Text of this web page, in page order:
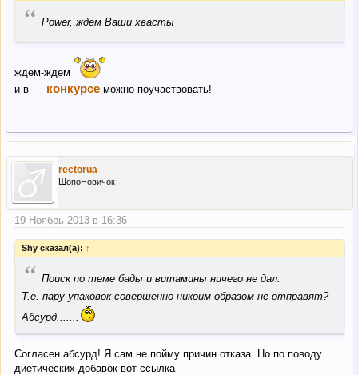
“ Power, ждем Ваши хвасты
ждем-ждем
и в
конкурсе можно поучаствовать!
rectorua
ШопоНовичок
19 Ноябрь 2013 в 16:36
Shy сказал(а): ↑
“ Поиск по теме бады и витамины ничего не дал.
Т.е. пару упаковок совершенно никоим образом не отправят?
Абсурд.......
Согласен абсурд! Я сам не пойму причин отказа. Но по поводу
диетических добавок вот ссылка